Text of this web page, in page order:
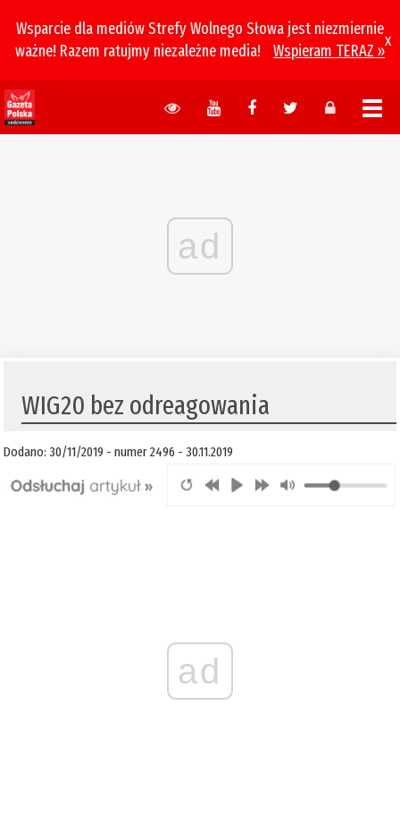
Wsparcie dla mediów Strefy Wolnego Słowa jest niezmiernie
ważne! Razem ratujmy niezależne media!
Wspieram TERAZ »
x
ad
WIG20 bez odreagowania
Dodano: 30/11/2019 - numer 2496 - 30.11.2019
ad